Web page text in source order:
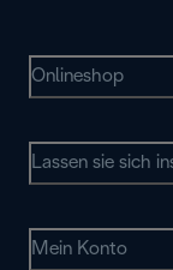
Onlineshop
Lassen sie sich
Mein Konto